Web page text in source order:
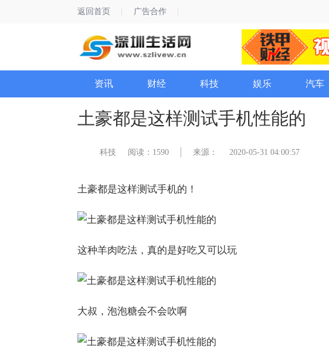
返回首页 广告合作
资讯 财经 科技 娱乐 汽车
土豪都是这样测试手机性能的
科技 阅读：1590 来源： 2020-05-31 04:00:57
土豪都是这样测试手机的！
这种羊肉吃法，真的是好吃又可以玩
大叔，泡泡糖会不会吹啊